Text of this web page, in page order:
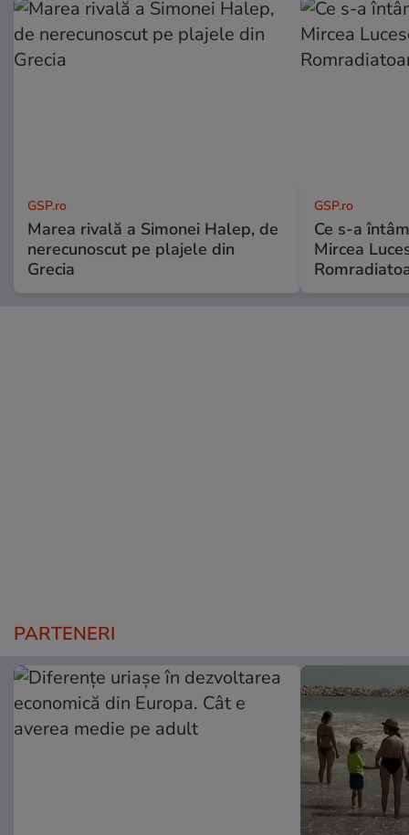
GSP.ro
Marea rivală a Simonei Halep, de
nerecunoscut pe plajele din
Grecia
GSP.ro
Ce s-a
Mircea
PARTENERI